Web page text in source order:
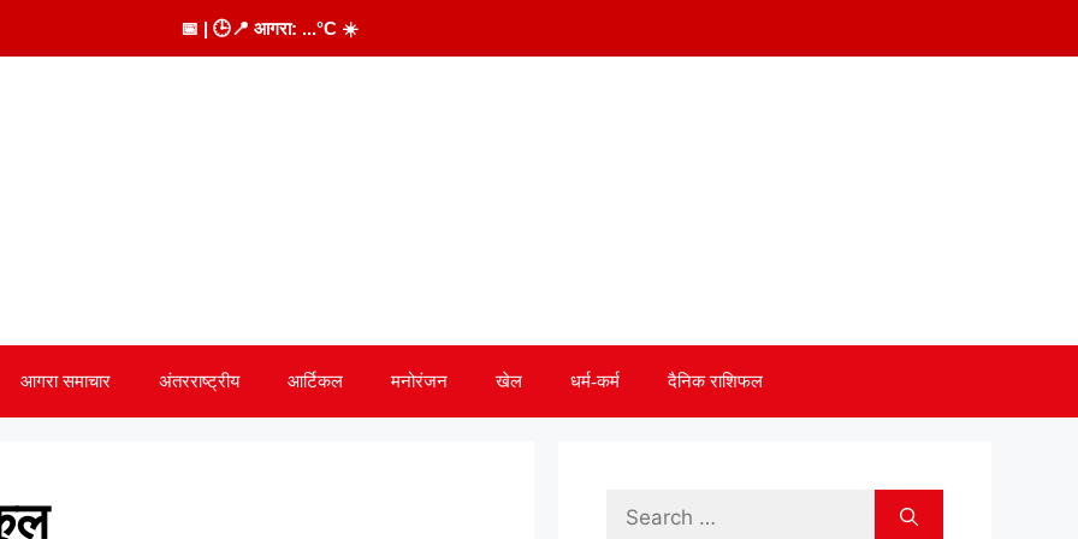
📅 | 🕒📍 आगरा: ...°C ☀️
आगरा समाचार अंतरराष्ट्रीय आर्टिकल मनोरंजन खेल धर्म-कर्म दैनिक राशिफल
Search